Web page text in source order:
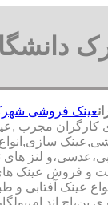
عینک فروشی
سازی,انواع
لنز
و فروش عینک
آفتابی و
اند